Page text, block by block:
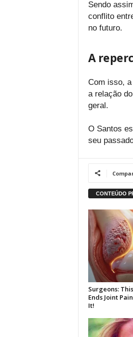
Sendo
conflito
no futuro.
A
Com isso,
a relação
geral.
O Santos
seu